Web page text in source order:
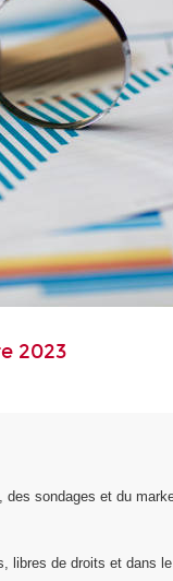
2023
sondages et du
de droits et dans